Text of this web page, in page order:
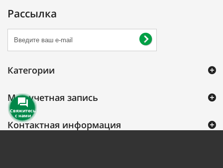
Рассылка
Категории
Моя учетная запись
Контактная информация
Свяжитесь
с нами